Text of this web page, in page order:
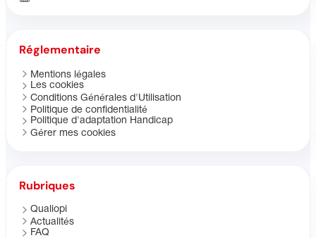
Réglementaire
Mentions légales
Les cookies
Conditions Générales d'Utilisation
Politique de confidentialité
Politique d'adaptation Handicap
Gérer mes cookies
Rubriques
Qualiopi
Actualités
FAQ